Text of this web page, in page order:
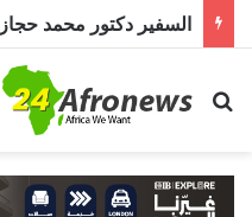
بحث عن